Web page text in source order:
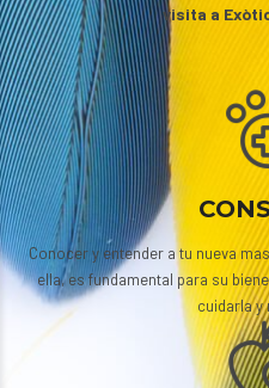
visita a
Conocer y entender a tu nueva
ella, es fundamental para su
cuidarla y